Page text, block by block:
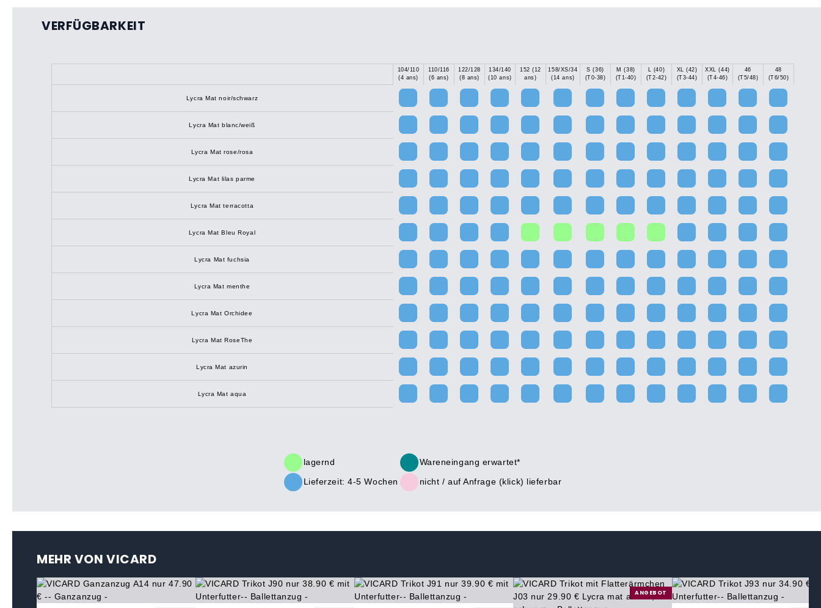
VERFÜGBARKEIT
104/110
(4 ans)
110/116
(6 ans)
122/128
(8 ans)
134/140
(10 ans)
152 (12
ans)
158/XS/34
(14 ans)
S (36)
(T0-38)
M (38)
(T1-40)
L (40)
(T2-42)
XL (42)
(T3-44)
XXL (44)
(T4-46)
46
(T5/48)
48
(T6/50)
Lycra Mat noir/schwarz
Lycra Mat blanc/weiß
Lycra Mat rose/rosa
Lycra Mat lilas parme
Lycra Mat terracotta
Lycra Mat Bleu Royal
Lycra Mat fuchsia
Lycra Mat menthe
Lycra Mat Orchidee
Lycra Mat RoseThe
Lycra Mat azurin
Lycra Mat aqua
lagernd
Wareneingang erwartet*
Lieferzeit: 4-5 Wochen
nicht / auf Anfrage (klick) lieferbar
MEHR VON VICARD
ANGEBOT